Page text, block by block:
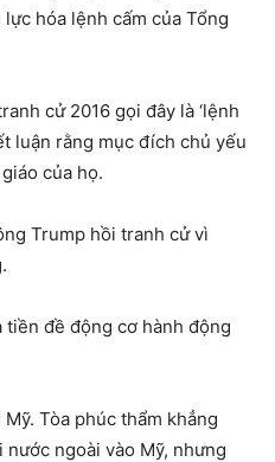
hóa lệnh cấm của Tổng
cử 2016 gọi đây là ‘lệnh
luận rằng mục đích chủ yếu
của họ.
Trump hồi tranh cử vì
đề động cơ hành động
Tòa phúc thẩm khẳng
ngoài vào Mỹ, nhưng